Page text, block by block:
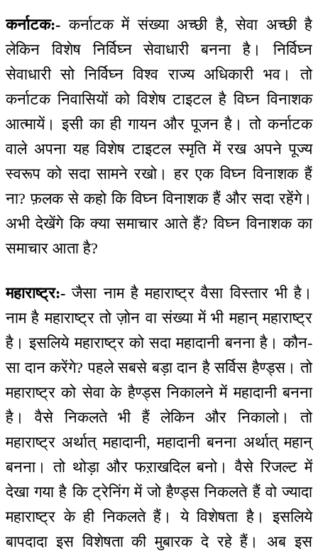
कर्नाटक:- कर्नाटक में संख्या अच्छी है, सेवा अच्छी है
लेकिन विशेष निर्विघ्न सेवाधारी बनना है। निर्विघ्न
सेवाधारी सो निर्विघ्न विश्व राज्य अधिकारी भव। तो
कर्नाटक निवासियों को विशेष टाइटल है विघ्न विनाशक
आत्मायें। इसी का ही गायन और पूजन है। तो कर्नाटक
वाले अपना यह विशेष टाइटल स्मृति में रख अपने पूज्य
स्वरूप को सदा सामने रखो। हर एक विघ्न विनाशक हैं
ना? फ़लक से कहो कि विघ्न विनाशक हैं और सदा रहेंगे।
अभी देखेंगे कि क्या समाचार आते हैं? विघ्न विनाशक का
समाचार आता है?
महाराष्ट्र:- जैसा नाम है महाराष्ट्र वैसा विस्तार भी है।
नाम है महाराष्ट्र तो ज़ोन वा संख्या में भी महान् महाराष्ट्र
है। इसलिये महाराष्ट्र को सदा महादानी बनना है। कौन-
सा दान करेंगे? पहले सबसे बड़ा दान है सर्विस हैण्ड्स। तो
महाराष्ट्र को सेवा के हैण्ड्स निकालने में महादानी बनना
है। वैसे निकलते भी हैं लेकिन और निकालो। तो
महाराष्ट्र अर्थात् महादानी, महादानी बनना अर्थात् महान्
बनना। तो थोड़ा और फऱाखदिल बनो। वैसे रिजल्ट में
देखा गया है कि ट्रेनिंग में जो हैण्ड्स निकलते हैं वो ज्यादा
महाराष्ट्र के ही निकलते हैं। ये विशेषता है। इसलिये
बापदादा इस विशेषता की मुबारक दे रहे हैं। अब इस